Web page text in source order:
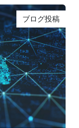
ブログ投稿